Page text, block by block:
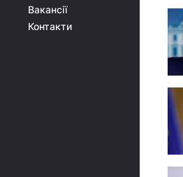
Вакансії
Контакти